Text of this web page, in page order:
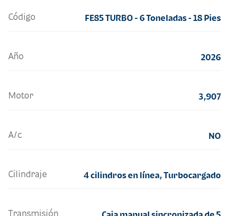
Código FE85 TURBO - 6 Toneladas - 18 Pies
Año 2026
Motor 3,907
A/c NO
Cilindraje 4 cilindros en línea, Turbocargado
Transmisión